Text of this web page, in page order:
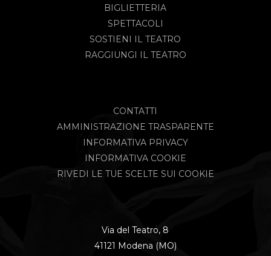
BIGLIETTERIA
SPETTACOLI
SOSTIENI IL TEATRO
RAGGIUNGI IL TEATRO
CONTATTI
AMMINISTRAZIONE TRASPARENTE
INFORMATIVA PRIVACY
INFORMATIVA COOKIE
RIVEDI LE TUE SCELTE SUI COOKIE
Via del Teatro, 8
41121 Modena (MO)